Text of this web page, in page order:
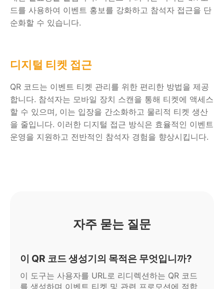
드를 사용하여 이벤트 홍보를 강화하고 참석자 접근을 단
순화할 수 있습니다.
디지털 티켓 접근
QR 코드는 이벤트 티켓 관리를 위한 편리한 방법을 제공
합니다. 참석자는 모바일 장치 스캔을 통해 티켓에 액세스
할 수 있으며, 이는 입장을 간소화하고 물리적 티켓 생산
을 줄입니다. 이러한 디지털 접근 방식은 효율적인 이벤트
운영을 지원하고 전반적인 참석자 경험을 향상시킵니다.
자주 묻는 질문
이 QR 코드 생성기의 목적은 무엇입니까?
이 도구는 사용자를 URL로 리디렉션하는 QR 코드
를 생성하며 이벤트 티켓 및 관련 프로모션에 적합